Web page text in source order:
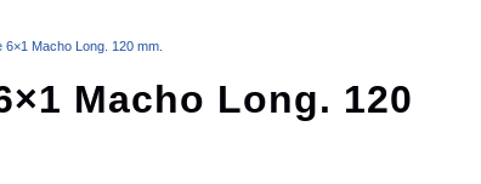
Macho Long. 120 mm.
Macho Long. 120